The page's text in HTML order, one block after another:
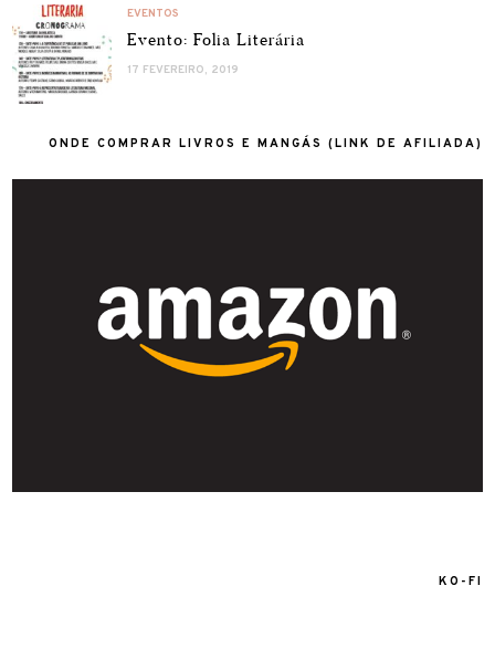
EVENTOS
Evento: Folia Literária
17 FEVEREIRO, 2019
ONDE COMPRAR LIVROS E MANGÁS (LINK DE AFILIADA)
KO-FI